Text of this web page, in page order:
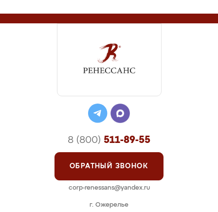
г. Ожерелье
8 (800) 511-89-55
ОБРАТНЫЙ ЗВОНОК
corp-renessans@yandex.ru